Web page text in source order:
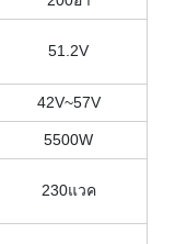
51.2V
42V~57V
5500W
230แวค